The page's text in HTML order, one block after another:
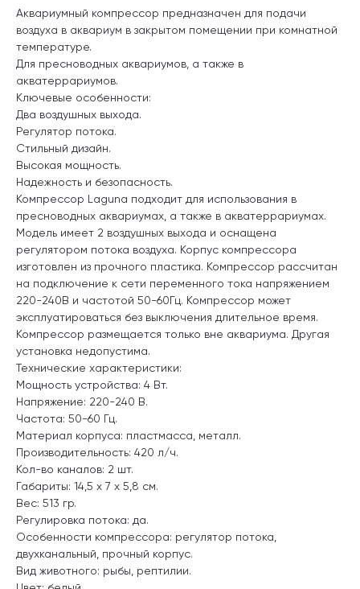
Аквариумный компрессор предназначен для подачи
воздуха в аквариум в закрытом помещении при комнатной
температуре.
Для пресноводных аквариумов, а также в
акватеррариумов.
Ключевые особенности:
Два воздушных выхода.
Регулятор потока.
Стильный дизайн.
Высокая мощность.
Надежность и безопасность.
Компрессор Laguna подходит для использования в
пресноводных аквариумах, а также в акватеррариумах.
Модель имеет 2 воздушных выхода и оснащена
регулятором потока воздуха. Корпус компрессора
изготовлен из прочного пластика. Компрессор рассчитан
на подключение к сети переменного тока напряжением
220-240В и частотой 50-60Гц. Компрессор может
эксплуатироваться без выключения длительное время.
Компрессор размещается только вне аквариума. Другая
установка недопустима.
Технические характеристики:
Мощность устройства: 4 Вт.
Напряжение: 220-240 В.
Частота: 50-60 Гц.
Материал корпуса: пластмасса, металл.
Производительность: 420 л/ч.
Кол-во каналов: 2 шт.
Габариты: 14,5 х 7 х 5,8 см.
Вес: 513 гр.
Регулировка потока: да.
Особенности компрессора: регулятор потока,
двухканальный, прочный корпус.
Вид животного: рыбы, рептилии.